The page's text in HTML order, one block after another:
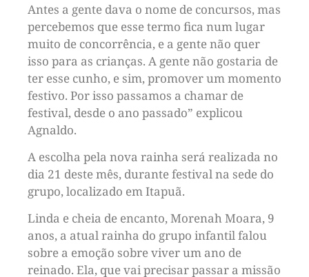
Antes a gente dava o nome de concursos, mas
percebemos que esse termo fica num lugar
muito de concorrência, e a gente não quer
isso para as crianças. A gente não gostaria de
ter esse cunho, e sim, promover um momento
festivo. Por isso passamos a chamar de
festival, desde o ano passado” explicou
Agnaldo.
A escolha pela nova rainha será realizada no
dia 21 deste mês, durante festival na sede do
grupo, localizado em Itapuã.
Linda e cheia de encanto, Morenah Moara, 9
anos, a atual rainha do grupo infantil falou
sobre a emoção sobre viver um ano de
reinado. Ela, que vai precisar passar a missão